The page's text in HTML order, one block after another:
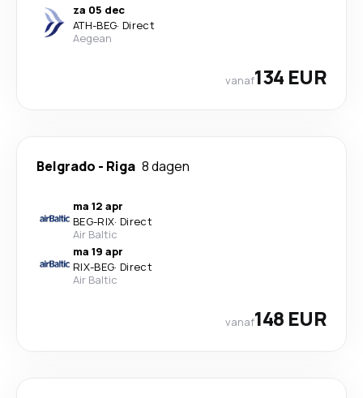
za 05 dec
ATH-BEG· Direct
Aegean
vanaf134 EUR
Belgrado - Riga 8 dagen
ma 12 apr
BEG-RIX· Direct
Air Baltic
ma 19 apr
RIX-BEG· Direct
Air Baltic
vanaf148 EUR